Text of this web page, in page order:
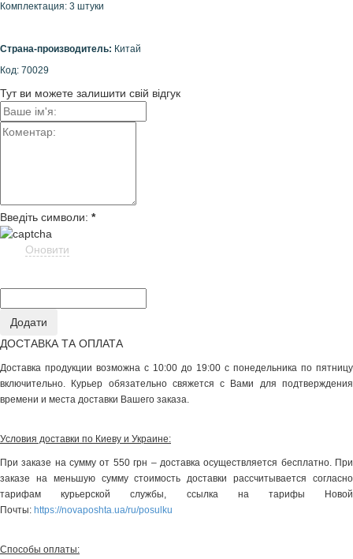
Комплектация: 3 штуки
Страна-производитель: Китай
Код: 70029
Тут ви можете залишити свій відгук
Введіть символи: *
Оновити
ДОСТАВКА ТА ОПЛАТА
Доставка продукции возможна с 10:00 до 19:00 с понедельника по пятницу
включительно. Курьер обязательно свяжется с Вами для подтверждения
времени и места доставки Вашего заказа.
Условия доставки по Киеву и Украине:
При заказе на сумму от 550 грн – доставка осуществляется бесплатно. При
заказе на меньшую сумму стоимость доставки рассчитывается согласно
тарифам курьерской службы, ссылка на тарифы Новой
Почты: https://novaposhta.ua/ru/posulku
Способы оплаты: